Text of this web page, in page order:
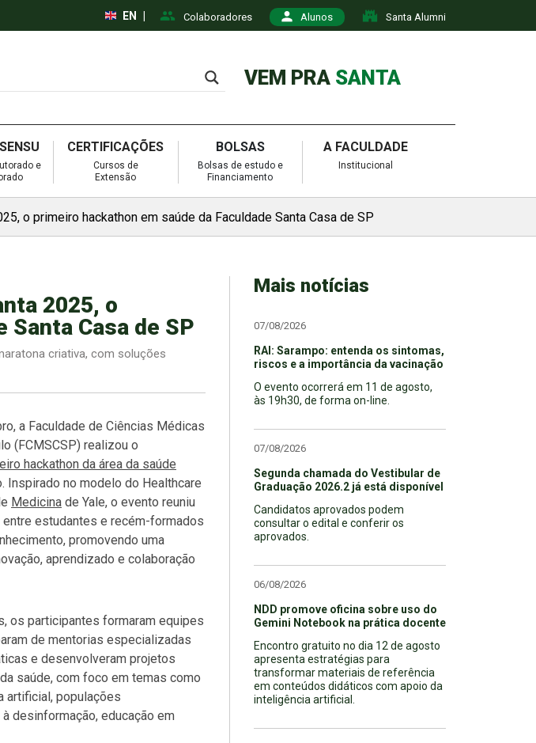
Colaboradores Alunos Santa Alumni
EN
VEM PRA SANTA
e
CERTIFICAÇÕES
Cursos de
Extensão
BOLSAS
Bolsas de estudo e
Financiamento
A FACULDADE
Institucional
o primeiro hackathon em saúde da Faculdade Santa Casa de SP
2025, o
Casa de SP
criativa, com soluções
a Faculdade de Ciências Médicas
(FCMSCSP) realizou o
hackathon da área da saúde
Inspirado no modelo do Healthcare
Medicina de Yale, o evento reuniu
estudantes e recém-formados
promovendo uma
aprendizado e colaboração
os participantes formaram equipes
de mentorias especializadas
e desenvolveram projetos
saúde, com foco em temas como
artificial, populações
desinformação, educação em
Mais notícias
07/08/2026
RAI: Sarampo: entenda os sintomas,
riscos e a importância da vacinação
O evento ocorrerá em 11 de agosto,
às 19h30, de forma on-line.
07/08/2026
Segunda chamada do Vestibular de
Graduação 2026.2 já está disponível
Candidatos aprovados podem
consultar o edital e conferir os
aprovados.
06/08/2026
NDD promove oficina sobre uso do
Gemini Notebook na prática docente
Encontro gratuito no dia 12 de agosto
apresenta estratégias para
transformar materiais de referência
em conteúdos didáticos com apoio da
inteligência artificial.